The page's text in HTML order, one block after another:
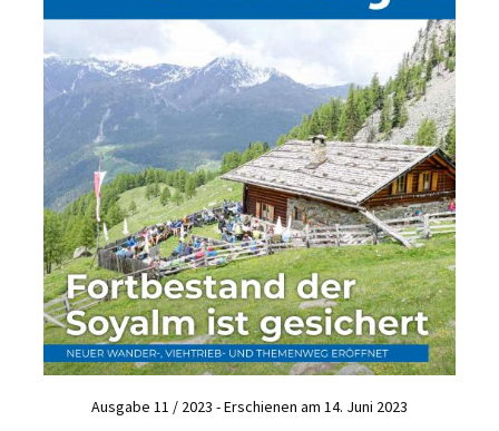
Ausgabe 11 / 2023 - Erschienen am 14. Juni 2023